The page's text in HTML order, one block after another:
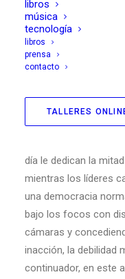
libros
música
tecnología
libros
prensa
contacto
TALLERES
Buenos días, querida,
Es preciosa la
oaxaqueña. Antes de
catalán. No sé si
precedente
día le dedican la
mientras los líderes
una democracia
bajo los focos con
cámaras y
inacción, la debilidad
continuador, en este